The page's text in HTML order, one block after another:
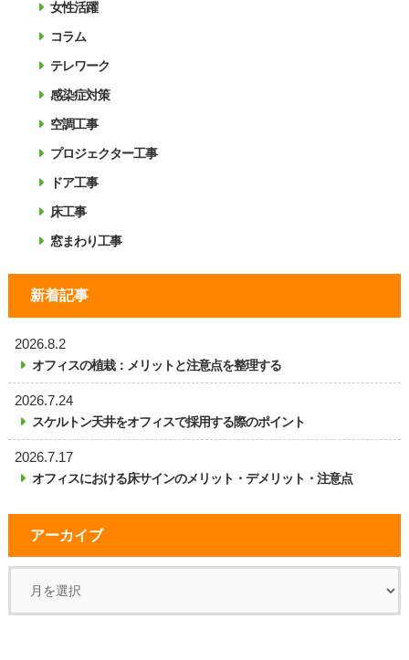
女性活躍
コラム
テレワーク
感染症対策
空調工事
プロジェクター工事
ドア工事
床工事
窓まわり工事
新着記事
2026.8.2
オフィスの植栽：メリットと注意点を整理する
2026.7.24
スケルトン天井をオフィスで採用する際のポイント
2026.7.17
オフィスにおける床サインのメリット・デメリット・注意点
アーカイブ